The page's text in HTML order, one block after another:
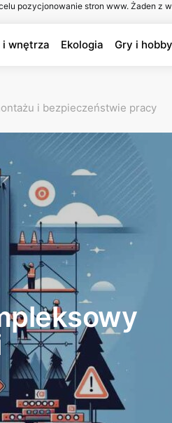
pozycjonowanie stron www. Żaden z
i wnętrza Ekologia Gry i hobby
i bezpieczeństwie pracy